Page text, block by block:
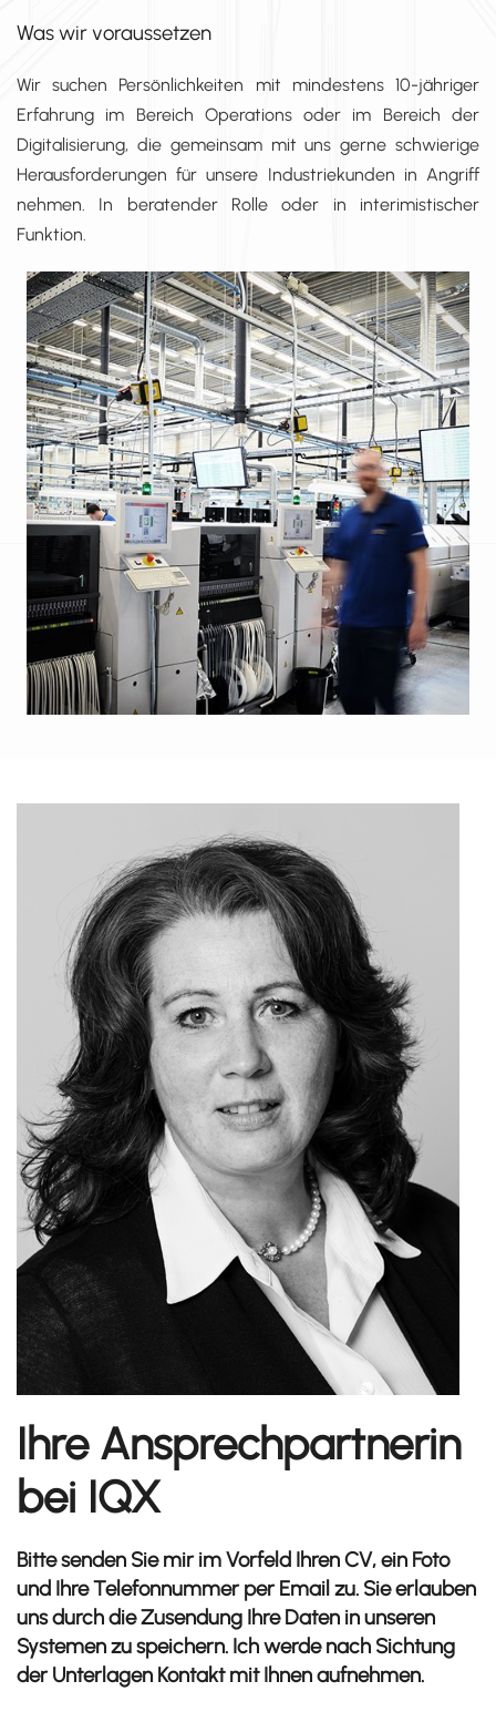
Was wir voraussetzen
Wir suchen Persönlichkeiten mit mindestens 10-jähriger
Erfahrung im Bereich Operations oder im Bereich der
Digitalisierung, die gemeinsam mit uns gerne schwierige
Herausforderungen für unsere Industriekunden in Angriff
nehmen. In beratender Rolle oder in interimistischer
Funktion.
Ihre Ansprechpartnerin
bei IQX
Bitte senden Sie mir im Vorfeld Ihren CV, ein Foto
und Ihre Telefonnummer per Email zu. Sie erlauben
uns durch die Zusendung Ihre Daten in unseren
Systemen zu speichern. Ich werde nach Sichtung
der Unterlagen Kontakt mit Ihnen aufnehmen.